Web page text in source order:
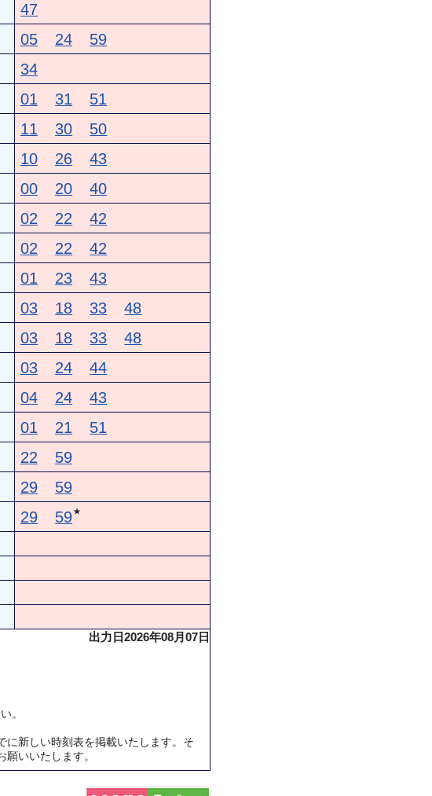
47
05 24 59
34
01 31 51
11 30 50
10 26 43
00 20 40
02 22 42
02 22 42
01 23 43
03 18 33 48
03 18 33 48
03 24 44
04 24 43
01 21 51
22 59
29 59
29 59★
出力日2026年08月07日
。
に新しい時刻表を掲載いたします。そ
いいたします。